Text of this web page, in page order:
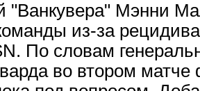
Мэнни
из-за
По словам
во втором